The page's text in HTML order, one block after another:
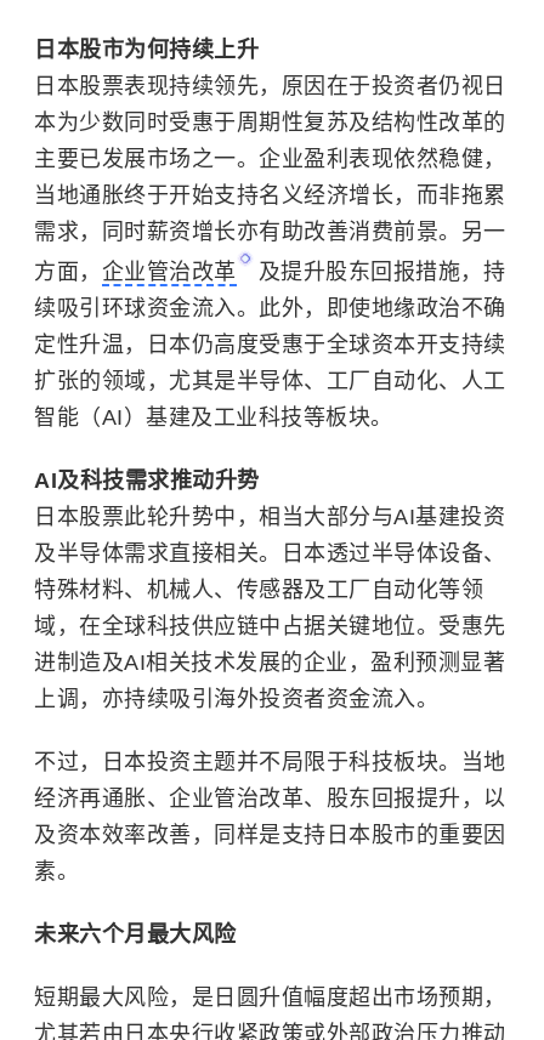
日本股市为何持续上升
日本股票表现持续领先，原因在于投资者仍视日
本为少数同时受惠于周期性复苏及结构性改革的
主要已发展市场之一。企业盈利表现依然稳健，
当地通胀终于开始支持名义经济增长，而非拖累
需求，同时薪资增长亦有助改善消费前景。另一
方面， 企业管治改革
及提升股东回报措施，持
续吸引环球资金流入。此外，即使地缘政治不确
定性升温，日本仍高度受惠于全球资本开支持续
扩张的领域，尤其是半导体、工厂自动化、人工
智能（AI）基建及工业科技等板块。
AI及科技需求推动升势
日本股票此轮升势中，相当大部分与AI基建投资
及半导体需求直接相关。日本透过半导体设备、
特殊材料、机械人、传感器及工厂自动化等领
域，在全球科技供应链中占据关键地位。受惠先
进制造及AI相关技术发展的企业，盈利预测显著
上调，亦持续吸引海外投资者资金流入。
不过，日本投资主题并不局限于科技板块。当地
经济再通胀、企业管治改革、股东回报提升，以
及资本效率改善，同样是支持日本股市的重要因
素。
未来六个月最大风险
短期最大风险，是日圆升值幅度超出市场预期，
尤其若由日本央行收紧政策或外部政治压力推动